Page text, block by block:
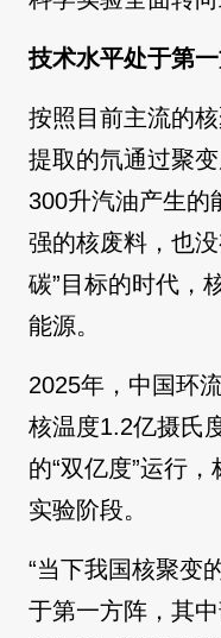
技术水平处于第
按照目前主流的
提取的氘通过聚
300升汽油产生的
强的核废料，也
碳”目标的时代，
能源。
2025年，中国环
核温度1.2亿摄氏
的“双亿度”运行
实验阶段。
“当下我国核聚变
于第一方阵，其